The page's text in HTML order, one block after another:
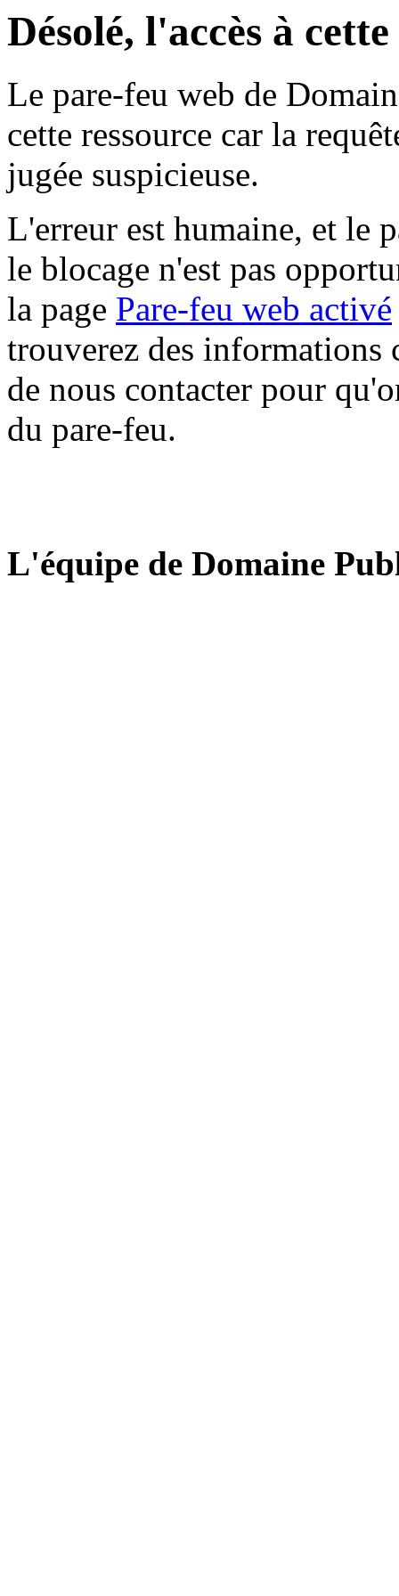
Désolé, l'accès à
Le pare-feu web de
cette ressource car la
jugée suspicieuse.
L'erreur est humaine, et le
le blocage n'est pas
la page Pare-feu web activé
trouverez des informations
de nous contacter pour
du pare-feu.
L'équipe de Domaine